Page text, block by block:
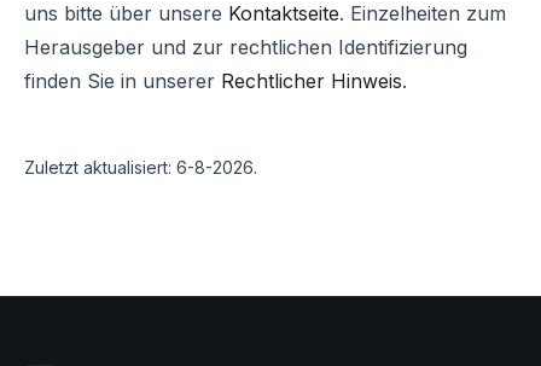
uns bitte über unsere Kontaktseite. Einzelheiten zum
Herausgeber und zur rechtlichen Identifizierung
finden Sie in unserer Rechtlicher Hinweis.
Zuletzt aktualisiert: 6-8-2026.